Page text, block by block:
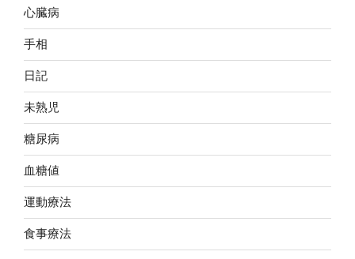
心臓病
手相
日記
未熟児
糖尿病
血糖値
運動療法
食事療法